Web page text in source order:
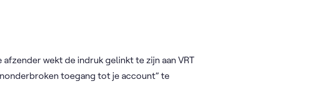
wekt de indruk gelinkt te zijn aan VRT
toegang tot je account” te